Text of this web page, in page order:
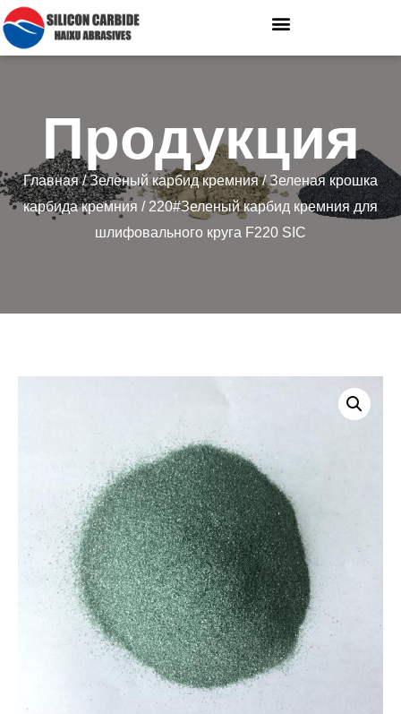
Продукция
Главная/Зеленый карбид кремния/Зеленая крошка
карбида кремния / 220#Зеленый карбид кремния для
шлифовального круга F220 SIC